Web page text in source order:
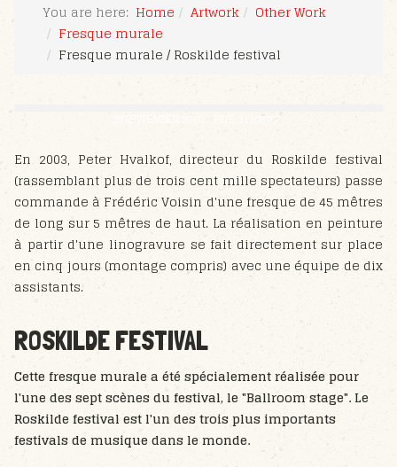
You are here: Home Artwork
Other Work
Fresque murale
Fresque murale / Roskilde festival
29 SEPTEMBER 2018 HITS: 1110670
En 2003, Peter Hvalkof, directeur du Roskilde festival
(rassemblant plus de trois cent mille spectateurs) passe
commande à Frédéric Voisin d'une fresque de 45 mêtres
de long sur 5 mêtres de haut. La réalisation en peinture
à partir d'une linogravure se fait directement sur place
en cinq jours (montage compris) avec une équipe de dix
assistants.
ROSKILDE FESTIVAL
Cette fresque murale a été spécialement réalisée pour
l'une des sept scènes du festival, le "Ballroom stage". Le
Roskilde festival est l'un des trois plus importants
festivals de musique dans le monde.